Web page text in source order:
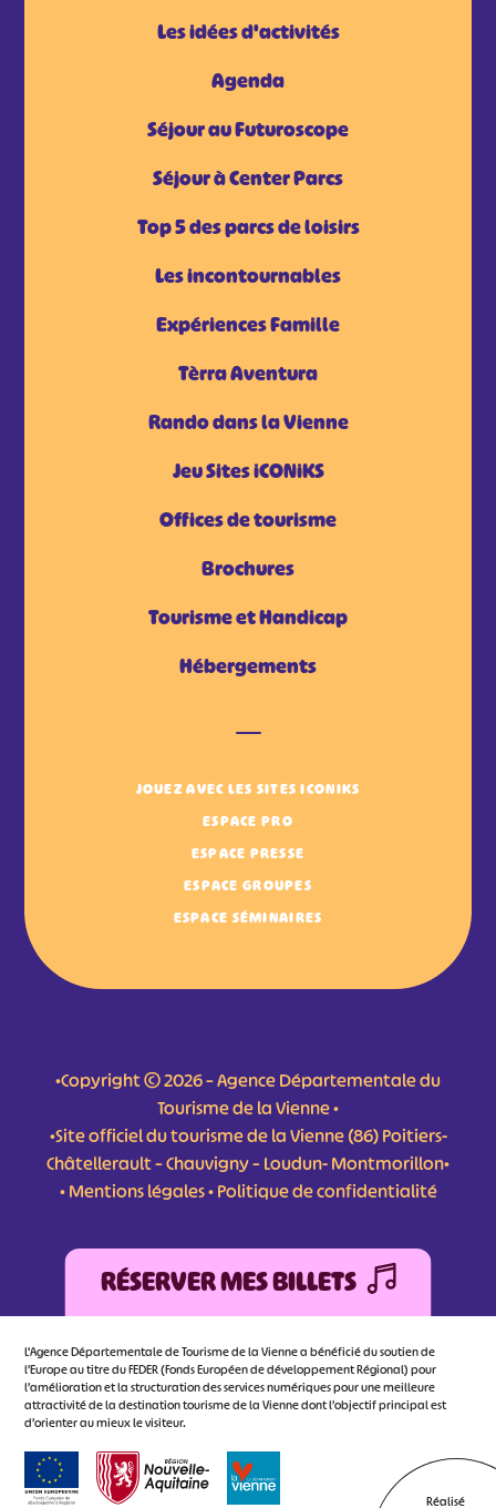
Les idées d'activités
Agenda
Séjour au Futuroscope
Séjour à Center Parcs
Top 5 des parcs de loisirs
Les incontournables
Expériences Famille
Tèrra Aventura
Rando dans la Vienne
Jeu Sites iCONiKS
Offices de tourisme
Brochures
Tourisme et Handicap
Hébergements
JOUEZ AVEC LES SITES ICONIKS
ESPACE PRO
ESPACE PRESSE
ESPACE GROUPES
ESPACE SÉMINAIRES
•Copyright © 2026 – Agence Départementale du
Tourisme de la Vienne •
•Site officiel du tourisme de la Vienne (86) Poitiers-
Châtellerault – Chauvigny – Loudun- Montmorillon•
•Mentions légales•Politique de confidentialité
RÉSERVER MES BILLETS
L'Agence Départementale de Tourisme de la Vienne a bénéficié du soutien de
l’Europe au titre du FEDER (Fonds Européen de développement Régional) pour
l’amélioration et la structuration des services numériques pour une meilleure
attractivité de la destination tourisme de la Vienne dont l’objectif principal est
d’orienter au mieux le visiteur.
Réalisé